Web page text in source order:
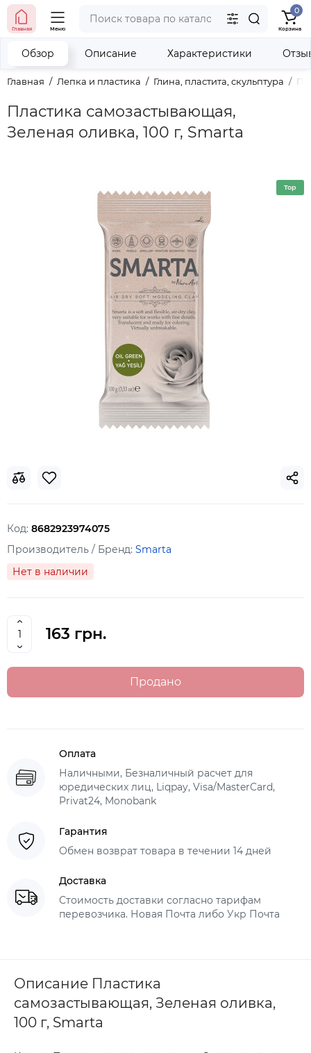
тел. (098) 673-42-06
наши контакты
Главная Меню
0
Корзина
Главная Лепка и пластика Глина, пластита, скульптура
Пластика самозастывающая,
Зеленая оливка, 100 г, Smarta
Обзор Описание Характеристики
Top
Код: 8682923974075
Производитель / Бренд: Smarta
Нет в наличии
163 грн.
Продано
Оплата
Наличными, Безналичный расчет для
юредических лиц, Liqpay, Visa/MasterCard,
Privat24, Monobank
Гарантия
Обмен возврат товара в течении 14 дней
Доставка
Стоимость доставки согласно тарифам
перевозчика. Новая Почта либо Укр Почта
Описание Пластика
самозастывающая, Зеленая оливка,
100 г, Smarta